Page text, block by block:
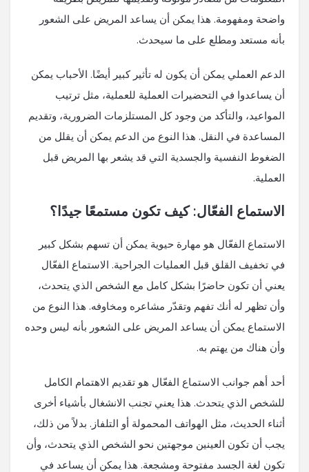
واضحة ومفهومة. هذا يمكن أن يساعد المريض على الشعور
بأنه مستعد ومطلع على ما سيحدث.
الدعم العملي يمكن أن يكون له تأثير كبير أيضًا. الأحباب يمكن
أن يساعدوا في التحضيرات العملية للعملية، مثل ترتيب
المواعيد، والتأكد من وجود كل المستلزمات الضرورية، وتقديم
المساعدة في النقل. هذا النوع من الدعم يمكن أن يقلل من
الضغوط النفسية والجسدية التي قد يشعر بها المريض قبل
العملية.
الاستماع الفعّال: كيف تكون مستمعًا جيدًا؟
الاستماع الفعّال هو مهارة حيوية يمكن أن تسهم بشكل كبير
في تخفيف القلق قبل العمليات الجراحية. الاستماع الفعّال
يعني أن تكون حاضرًا بشكل كامل مع الشخص الذي يتحدث،
وأن تظهر له أنك تفهم وتقدّر مشاعره ومخاوفه. هذا النوع من
الاستماع يمكن أن يساعد المريض على الشعور بأنه ليس وحده
وأن هناك من يهتم به.
أحد أهم جوانب الاستماع الفعّال هو تقديم الاهتمام الكامل
للشخص الذي يتحدث. هذا يعني تجنب الانشغال بأشياء أخرى
أثناء الحديث، مثل الهواتف المحمولة أو التلفاز. بدلاً من ذلك،
يجب أن تكون العينين موجهتين نحو الشخص الذي يتحدث، وأن
تكون لغة الجسد مفتوحة ومشجعة. هذا يمكن أن يساعد في